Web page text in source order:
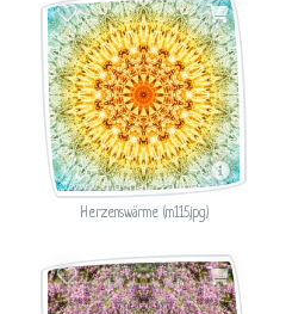
Herzenswärme (m115.jpg)